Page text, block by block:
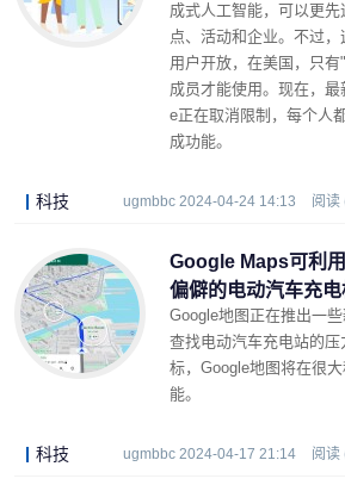
成式人工智能，可以更
点、活动和企业。不过
用户开放，在美国，只
成员才能使用。现在，最
e正在取消限制，每个人
成功能。
科技 ugmbbc 2024-04-24 14:13 阅读
Google Maps可利
偏僻的电动汽车充电
Google地图正在推出一
查找电动汽车充电站的压
标，Google地图将在很
能。
科技 ugmbbc 2024-04-17 21:14 阅读